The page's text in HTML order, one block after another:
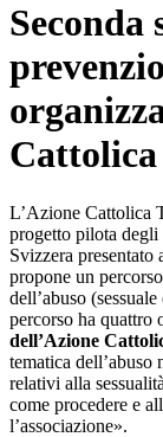
Seconda
Cattolica
L’Azione Cattolica
progetto pilota degli
Svizzera presentato
propone un
dell’abuso
percorso ha quattro
dell’Azione
tematica dell’abuso
relativi alla
come procedere e
l’associazione».